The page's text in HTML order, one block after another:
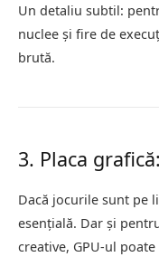
Un detaliu subtil:
nuclee și fire de
brută.
3. Placa
Dacă jocurile sunt pe
esențială. Dar și
creative, GPU-ul